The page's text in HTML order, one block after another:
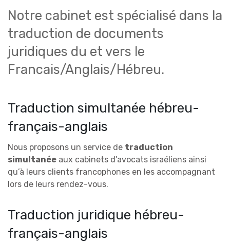
Notre cabinet est spécialisé dans la
traduction de documents
juridiques du et vers le
Francais/Anglais/Hébreu.
Traduction simultanée hébreu-
français-anglais
Nous proposons un service de traduction
simultanée aux cabinets d’avocats israéliens ainsi
qu’à leurs clients francophones en les accompagnant
lors de leurs rendez-vous.
Traduction juridique hébreu-
français-anglais